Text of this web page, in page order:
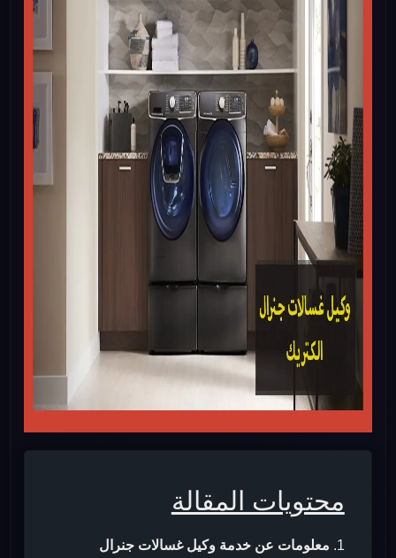
محتويات المقالة
معلومات عن خدمة وكيل غسالات جنرال